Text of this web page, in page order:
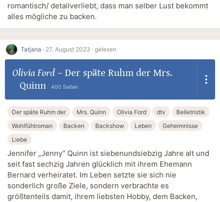
romantisch/ detailverliebt, dass man selber Lust bekommt
alles mögliche zu backen.
Tatjana · 27. August 2023 · gelesen
Olivia Ford– Der späte Ruhm der Mrs.
Quinn
400 Seiten
Der späte Ruhm der Mrs. Quinn Olivia Ford dtv
Belletristik
Wohlfühlroman
Backen Backshow Leben
Geheimnisse
Liebe
Jennifer „Jenny“ Quinn ist siebenundsiebzig Jahre alt und
seit fast sechzig Jahren glücklich mit ihrem Ehemann
Bernard verheiratet. Im Leben setzte sie sich nie
sonderlich große Ziele, sondern verbrachte es
größtenteils damit, ihrem liebsten Hobby, dem Backen,